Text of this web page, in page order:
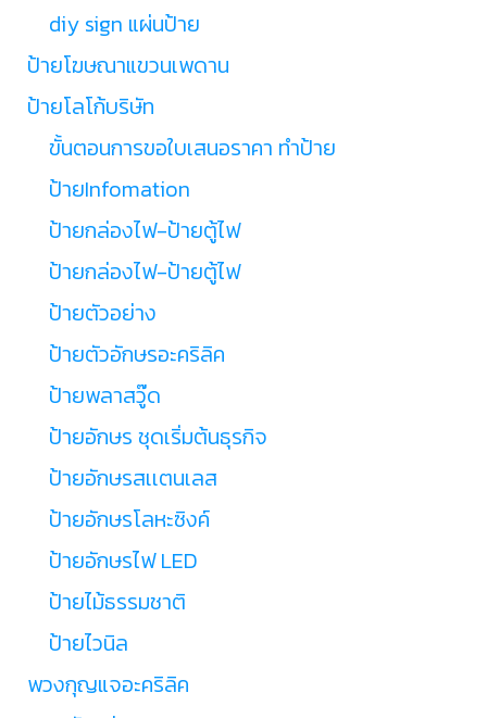
diy sign แผ่นป้าย
ป้ายโฆษณาแขวนเพดาน
ป้ายโลโก้บริษัท
ขั้นตอนการขอใบเสนอราคา ทำป้าย
ป้ายInfomation
ป้ายกล่องไฟ-ป้ายตู้ไฟ
ป้ายกล่องไฟ-ป้ายตู้ไฟ
ป้ายตัวอย่าง
ป้ายตัวอักษรอะคริลิค
ป้ายพลาสวู๊ด
ป้ายอักษร ชุดเริ่มต้นธุรกิจ
ป้ายอักษรสเเตนเลส
ป้ายอักษรโลหะซิงค์
ป้ายอักษรไฟ LED
ป้ายไม้ธรรมชาติ
ป้ายไวนิล
พวงกุญแจอะคริลิค